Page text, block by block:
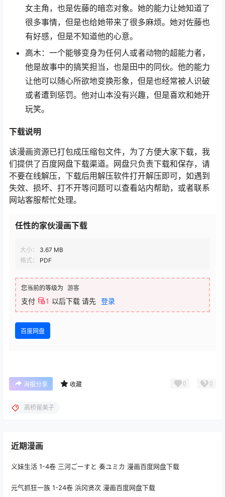
女主角，也是佐藤的暗恋对象。她的能力让她知道了
很多事情，但是也给她带来了很多麻烦。她对佐藤也
有好感，但是不知道他的心意。
高木：一个能够变身为任何人或者动物的超能力者，
他是故事中的搞笑担当，也是田中的同伙。他的能力
让他可以随心所欲地变换形象，但是也经常被人识破
或者遭到惩罚。他对山本没有兴趣，但是喜欢和她开
玩笑。
下载说明
该漫画资源已打包成压缩包文件，为了方便大家下载，我
们提供了百度网盘下载渠道。网盘只负责下载和保存，请
不要在线解压，下载后用解压软件打开解压即可，如遇到
失效、损坏、打不开等问题可以查看站内帮助，或者联系
网站客服帮忙处理。
任性的家伙漫画下载
大小：
3.67 MB
格式：
PDF
您当前的等级为 游客
支付 1 以后下载 请先 登录
百度网盘
海报分享 收藏 0 0
高桥留美子
近期漫画
义妹生活 1-4卷 三河ごーすと 奏ユミカ 漫画百度网盘下载
元气抓狂一族 1-24卷 浜冈贤次 漫画百度网盘下载